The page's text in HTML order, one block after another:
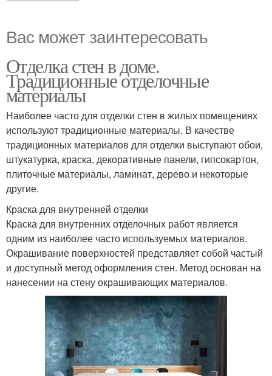
Вас может заинтересовать
Отделка стен в доме.
Традиционные отделочные
материалы
Наиболее часто для отделки стен в жилых помещениях
используют традиционные материалы. В качестве
традиционных материалов для отделки выступают обои,
штукатурка, краска, декоративные панели, гипсокартон,
плиточные материалы, ламинат, дерево и некоторые
другие.
Краска для внутренней отделки
Краска для внутренних отделочных работ является
одним из наиболее часто используемых материалов.
Окрашивание поверхностей представляет собой частый
и доступный метод оформления стен. Метод основан на
нанесении на стену окрашивающих материалов.